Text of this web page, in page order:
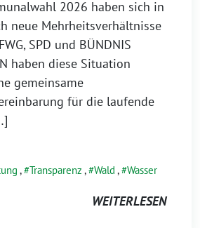
2026 haben sich in
neue Mehrheitsverhältnisse
SPD und BÜNDNIS
haben diese Situation
gemeinsame
für die laufende
, Transparenz , Wald , Wasser
WEITERLESEN